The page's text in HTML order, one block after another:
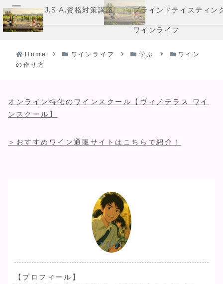
J.S.A.資格対策講座 ブラインドテイスティン
ワインライフ
Home ワインライフ 学ぶ
ワイン
の作り方
オンライン特化のワインスクール【ヴィノテラス ワイ
ンスクール】
＞おすすめワイン通販サイトはこちらで紹介！
YUJI
【プロフィール】
メニュー